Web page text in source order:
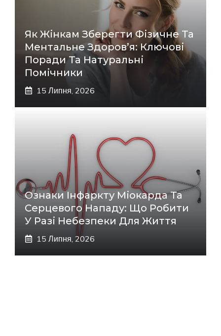
Як Жінкам Зберегти Фізичне Та
Ментальне Здоров’я: Ключові
Поради Та Натуральні
Помічники
15 Липня, 2026
Ознаки Інфаркту Міокарда Та
Серцевого Нападу: Що Робити
У Разі Небезпеки Для Життя
15 Липня, 2026